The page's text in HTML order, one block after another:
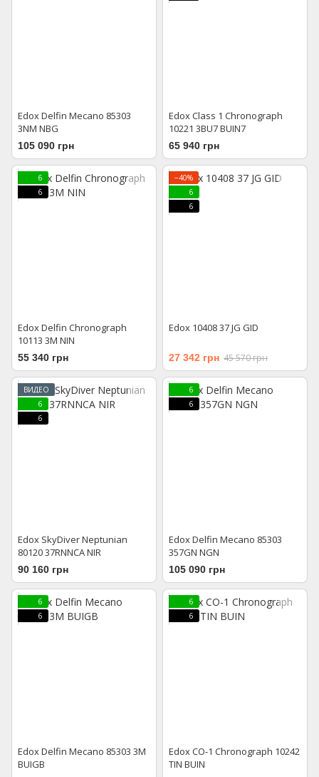
Edox Delfin Mecano 85303
3NM NBG
105 090 грн
Edox Class 1 Chronograph
10221 3BU7 BUIN7
65 940 грн
6
6
Edox Delfin Chronograph
10113 3M NIN
55 340 грн
−40%
6
6
Edox 10408 37 JG GID
27 342 грн 45 570 грн
ВИДЕО
6
6
Edox SkyDiver Neptunian
80120 37RNNCA NIR
90 160 грн
6
6
Edox Delfin Mecano 85303
357GN NGN
105 090 грн
6
6
Edox Delfin Mecano 85303 3M
BUIGB
6
6
Edox CO-1 Chronograph 10242
TIN BUIN